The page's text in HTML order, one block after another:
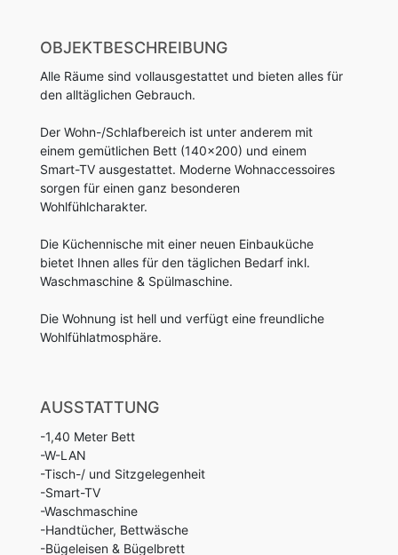
OBJEKTBESCHREIBUNG
Alle Räume sind vollausgestattet und bieten alles für
den alltäglichen Gebrauch.
Der Wohn-/Schlafbereich ist unter anderem mit
einem gemütlichen Bett (140x200) und einem
Smart-TV ausgestattet. Moderne Wohnaccessoires
sorgen für einen ganz besonderen
Wohlfühlcharakter.
Die Küchennische mit einer neuen Einbauküche
bietet Ihnen alles für den täglichen Bedarf inkl.
Waschmaschine & Spülmaschine.
Die Wohnung ist hell und verfügt eine freundliche
Wohlfühlatmosphäre.
AUSSTATTUNG
-1,40 Meter Bett
-W-LAN
-Tisch-/ und Sitzgelegenheit
-Smart-TV
-Waschmaschine
-Handtücher, Bettwäsche
-Bügeleisen & Bügelbrett